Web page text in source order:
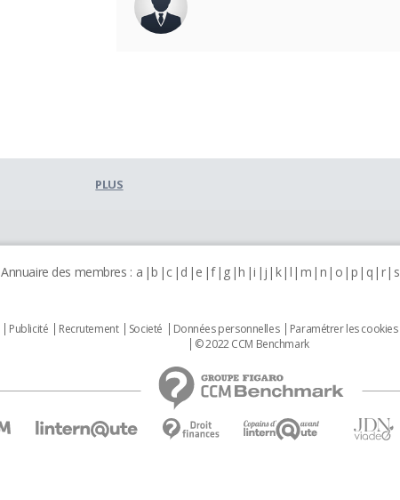
PLUS
Annuaire des membres : a b c d e f g h i j k l m n o p q r s
Publicité Recrutement Societé Données personnelles Paramétrer les cookies
© 2022 CCM Benchmark